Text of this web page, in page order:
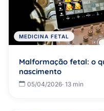
MEDICINA FETAL
Malformação fetal: o
nascimento
05/04/2026· 13 min